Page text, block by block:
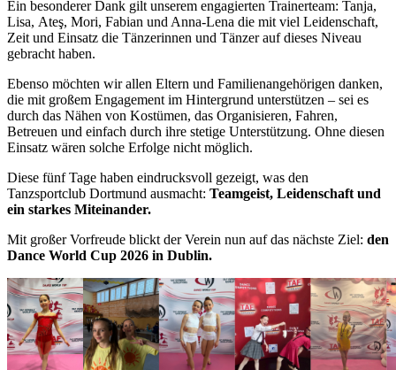
Ein besonderer Dank gilt unserem engagierten Trainerteam: Tanja,
Lisa, Ateş, Mori, Fabian und Anna-Lena die mit viel Leidenschaft,
Zeit und Einsatz die Tänzerinnen und Tänzer auf dieses Niveau
gebracht haben.
Ebenso möchten wir allen Eltern und Familienangehörigen danken,
die mit großem Engagement im Hintergrund unterstützen – sei es
durch das Nähen von Kostümen, das Organisieren, Fahren,
Betreuen und einfach durch ihre stetige Unterstützung. Ohne diesen
Einsatz wären solche Erfolge nicht möglich.
Diese fünf Tage haben eindrucksvoll gezeigt, was den
Tanzsportclub Dortmund ausmacht: Teamgeist, Leidenschaft und
ein starkes Miteinander.
Mit großer Vorfreude blickt der Verein nun auf das nächste Ziel: den
Dance World Cup 2026 in Dublin.